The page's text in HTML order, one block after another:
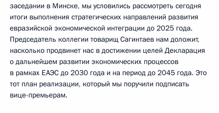
заседании в Минске, мы условились рассмотреть сегодня
итоги выполнения стратегических направлений развития
евразийской экономической интеграции до 2025 года.
Председатель коллегии товарищ Сагинтаев нам доложит,
насколько продвинет нас в достижении целей Декларация
о дальнейшем развитии экономических процессов
в рамках ЕАЭС до 2030 года и на период до 2045 года. Это
тот план реализации, который мы поручили подписать
вице-премьерам.